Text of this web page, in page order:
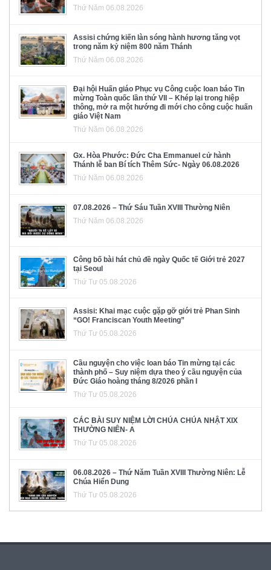
Thứ Năm 06.08.2026
Assisi chứng kiến làn sóng hành hương tăng vọt
trong năm kỷ niệm 800 năm Thánh
Thứ Năm 06.08.2026
Đại hội Huấn giáo Phục vụ Công cuộc loan báo Tin
mừng Toàn quốc lần thứ VII – Khép lại trong hiệp
thông, mở ra một hướng đi mới cho công cuộc huấn
giáo Việt Nam
Thứ Năm 06.08.2026
Gx. Hòa Phước: Đức Cha Emmanuel cử hành
Thánh lễ ban Bí tích Thêm Sức- Ngày 06.08.2026
Thứ Năm 06.08.2026
07.08.2026 – Thứ Sáu Tuần XVIII Thường Niên
Thứ Năm 06.08.2026
Công bố bài hát chủ đề ngày Quốc tế Giới trẻ 2027
tại Seoul
Thứ Tư 05.08.2026
Assisi: Khai mạc cuộc gặp gỡ giới trẻ Phan Sinh
“GO! Franciscan Youth Meeting”
Thứ Tư 05.08.2026
Cầu nguyện cho việc loan báo Tin mừng tại các
thành phố – Suy niệm dựa theo ý cầu nguyện của
Đức Giáo hoàng tháng 8/2026 phần I
Thứ Tư 05.08.2026
CÁC BÀI SUY NIỆM LỜI CHÚA CHÚA NHẬT XIX
THƯỜNG NIÊN- A
Thứ Tư 05.08.2026
06.08.2026 – Thứ Năm Tuần XVIII Thường Niên: Lễ
Chúa Hiển Dung
Thứ Tư 05.08.2026